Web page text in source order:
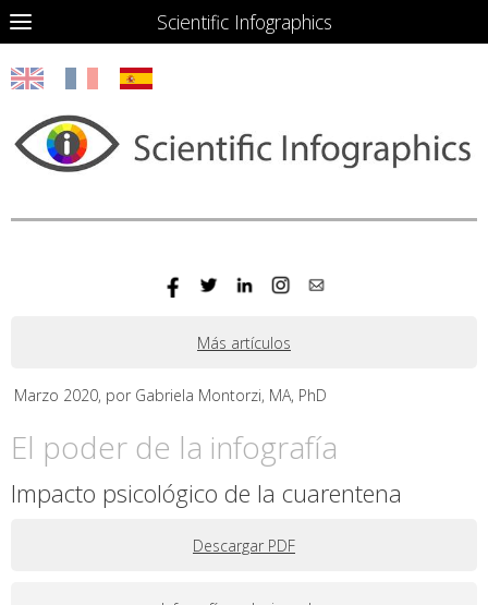
Scientific Infographics
Más artículos
Marzo 2020, por Gabriela Montorzi, MA, PhD
El poder de la infografía
Impacto psicológico de la cuarentena
Descargar PDF